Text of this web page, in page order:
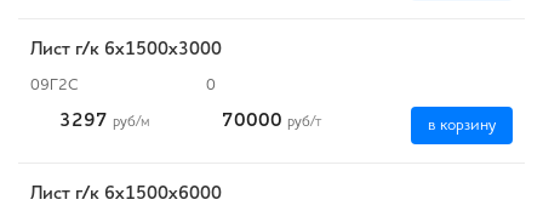
Лист г/к 6х1500х3000
09Г2С 0
3297 руб/м 70000 руб/т в корзину
Лист г/к 6х1500х6000